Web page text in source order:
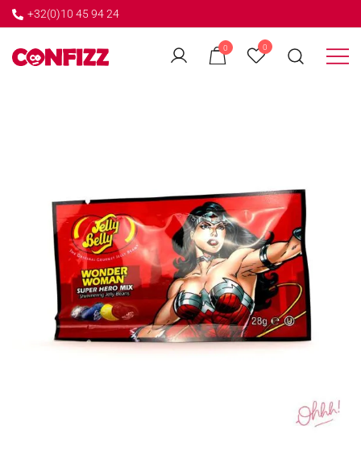
+32(0)10 45 94 24
0 0
← GO BACK